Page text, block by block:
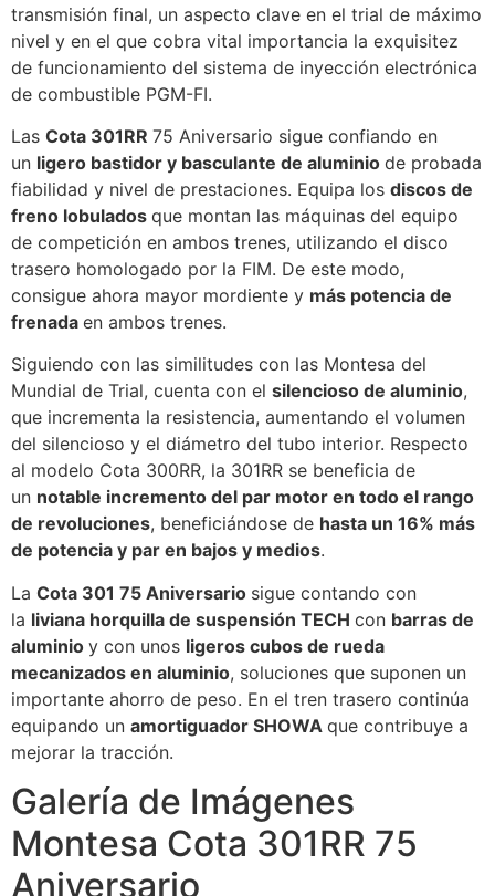
transmisión final, un aspecto clave en el trial de máximo
nivel y en el que cobra vital importancia la exquisitez
de funcionamiento del sistema de inyección electrónica
de combustible PGM-FI.
Las Cota 301RR 75 Aniversario sigue confiando en
un ligero bastidor y basculante de aluminio de probada
fiabilidad y nivel de prestaciones. Equipa los discos de
freno lobulados que montan las máquinas del equipo
de competición en ambos trenes, utilizando el disco
trasero homologado por la FIM. De este modo,
consigue ahora mayor mordiente y más potencia de
frenada en ambos trenes.
Siguiendo con las similitudes con las Montesa del
Mundial de Trial, cuenta con el silencioso de aluminio,
que incrementa la resistencia, aumentando el volumen
del silencioso y el diámetro del tubo interior. Respecto
al modelo Cota 300RR, la 301RR se beneficia de
un notable incremento del par motor en todo el rango
de revoluciones, beneficiándose de hasta un 16% más
de potencia y par en bajos y medios.
La Cota 301 75 Aniversario sigue contando con
la liviana horquilla de suspensión TECH con barras de
aluminio y con unos ligeros cubos de rueda
mecanizados en aluminio, soluciones que suponen un
importante ahorro de peso. En el tren trasero continúa
equipando un amortiguador SHOWA que contribuye a
mejorar la tracción.
Galería de Imágenes
Montesa Cota 301RR 75
Aniversario